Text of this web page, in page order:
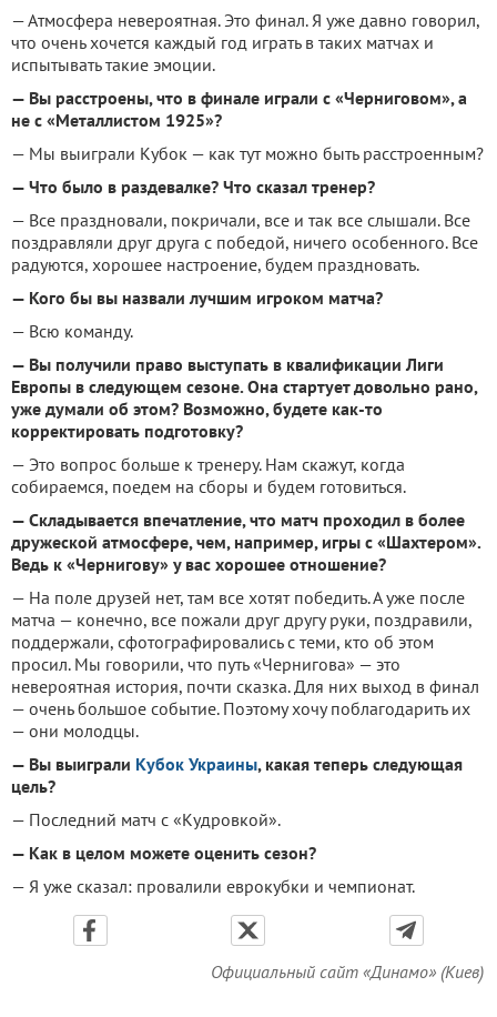
— Атмосфера невероятная. Это финал. Я уже давно говорил,
что очень хочется каждый год играть в таких матчах и
испытывать такие эмоции.
— Вы расстроены, что в финале играли с «Черниговом», а
не с «Металлистом 1925»?
— Мы выиграли Кубок — как тут можно быть расстроенным?
— Что было в раздевалке? Что сказал тренер?
— Все праздновали, покричали, все и так все слышали. Все
поздравляли друг друга с победой, ничего особенного. Все
радуются, хорошее настроение, будем праздновать.
— Кого бы вы назвали лучшим игроком матча?
— Всю команду.
— Вы получили право выступать в квалификации Лиги
Европы в следующем сезоне. Она стартует довольно рано,
уже думали об этом? Возможно, будете как-то
корректировать подготовку?
— Это вопрос больше к тренеру. Нам скажут, когда
собираемся, поедем на сборы и будем готовиться.
— Складывается впечатление, что матч проходил в более
дружеской атмосфере, чем, например, игры с «Шахтером».
Ведь к «Чернигову» у вас хорошее отношение?
— На поле друзей нет, там все хотят победить. А уже после
матча — конечно, все пожали друг другу руки, поздравили,
поддержали, сфотографировались с теми, кто об этом
просил. Мы говорили, что путь «Чернигова» — это
невероятная история, почти сказка. Для них выход в финал
— очень большое событие. Поэтому хочу поблагодарить их
— они молодцы.
— Вы выиграли Кубок Украины, какая теперь следующая
цель?
— Последний матч с «Кудровкой».
— Как в целом можете оценить сезон?
— Я уже сказал: провалили еврокубки и чемпионат.
Официальный сайт «Динамо» (Киев)